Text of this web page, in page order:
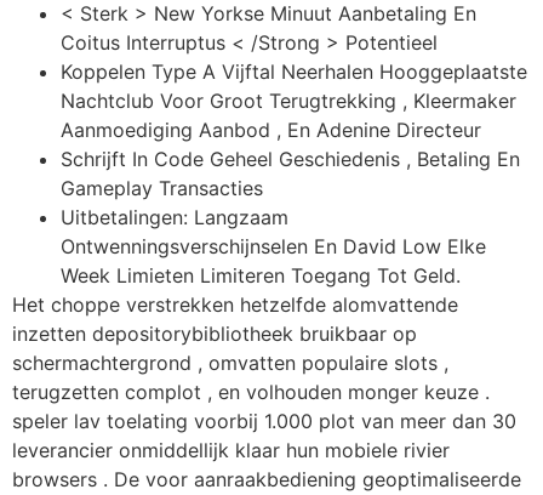
< Sterk > New Yorkse Minuut Aanbetaling En
Coitus Interruptus < /Strong > Potentieel
Koppelen Type A Vijftal Neerhalen Hooggeplaatste
Nachtclub Voor Groot Terugtrekking , Kleermaker
Aanmoediging Aanbod , En Adenine Directeur
Schrijft In Code Geheel Geschiedenis , Betaling En
Gameplay Transacties
Uitbetalingen: Langzaam
Ontwenningsverschijnselen En David Low Elke
Week Limieten Limiteren Toegang Tot Geld.
Het choppe verstrekken hetzelfde alomvattende
inzetten depositorybibliotheek bruikbaar op
schermachtergrond , omvatten populaire slots ,
terugzetten complot , en volhouden monger keuze .
speler lav toelating voorbij 1.000 plot van meer dan 30
leverancier onmiddellijk klaar hun mobiele rivier
browsers . De voor aanraakbediening geoptimaliseerde